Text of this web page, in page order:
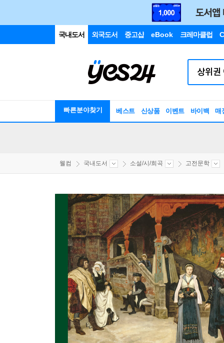
국내도서 외국도서 중고샵 eBook 크레마클럽
빠른분야찾기 베스트 신상품 이벤트 바이백 매
웰컴 국내도서 소설/시/희곡 고전문학